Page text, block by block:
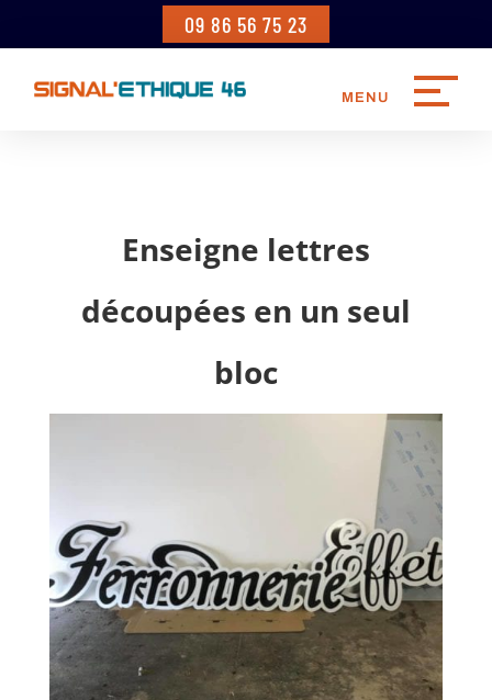
09 86 56 75 23
Enseigne lettres
découpées en un seul
bloc